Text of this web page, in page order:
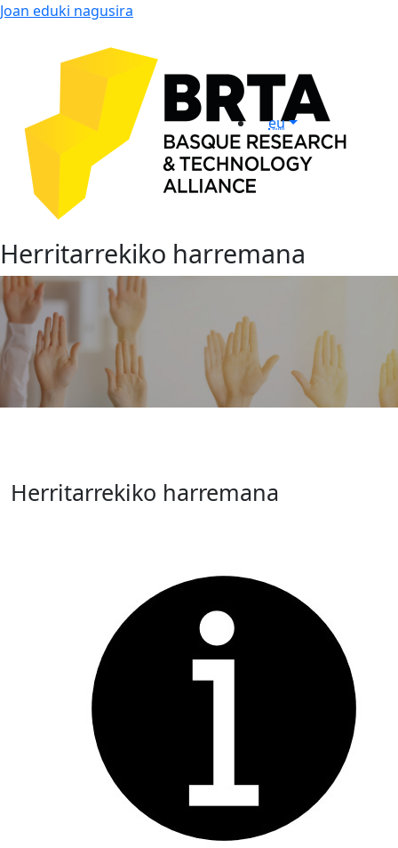
Joan eduki nagusira
eu
Herritarrekiko harremana
Herritarrekiko harremana